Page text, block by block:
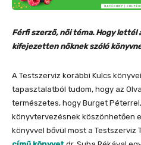
Férfi szerző, női téma. Hogy lettél
kifejezetten nőknek szóló
A Testszerviz korábbi Kulcs
tapasztalatból tudom, hogy az
természetes, hogy Burget
könyvtervezésnek köszönhetően
könyvvel bővül most a Testszerviz